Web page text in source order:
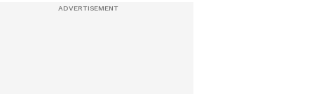
തലവേദനയാകുന്നോ?;